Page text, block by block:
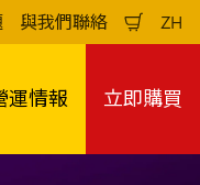
與我們聯絡
物
ZH
中
文
運情報 立即購買